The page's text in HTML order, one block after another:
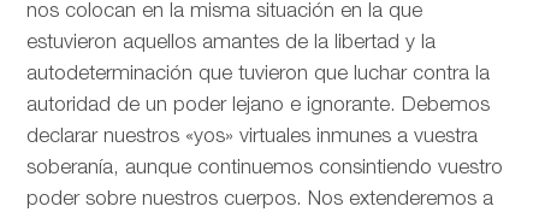
nos colocan en la misma situación en la que
estuvieron aquellos amantes de la libertad y la
autodeterminación que tuvieron que luchar contra la
autoridad de un poder lejano e ignorante. Debemos
declarar nuestros «yos» virtuales inmunes a vuestra
soberanía, aunque continuemos consintiendo vuestro
poder sobre nuestros cuerpos. Nos extenderemos a